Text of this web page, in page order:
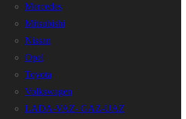
Mercedes
Mitsubishi
Nissan
Opel
Toyota
Volkswagen
LADA-VAZ- GAZ-UAZ